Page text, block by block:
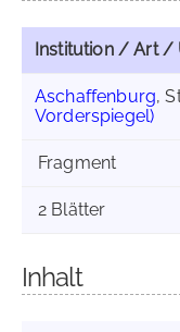
Institution / Art /
Aschaffenburg,
Vorderspiegel)
Fragment
2 Blätter
Inhalt